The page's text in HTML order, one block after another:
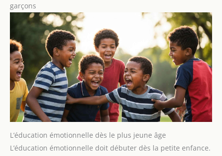
garçons
L’éducation émotionnelle dès le plus jeune âge
L’éducation émotionnelle doit débuter dès la petite enfance.